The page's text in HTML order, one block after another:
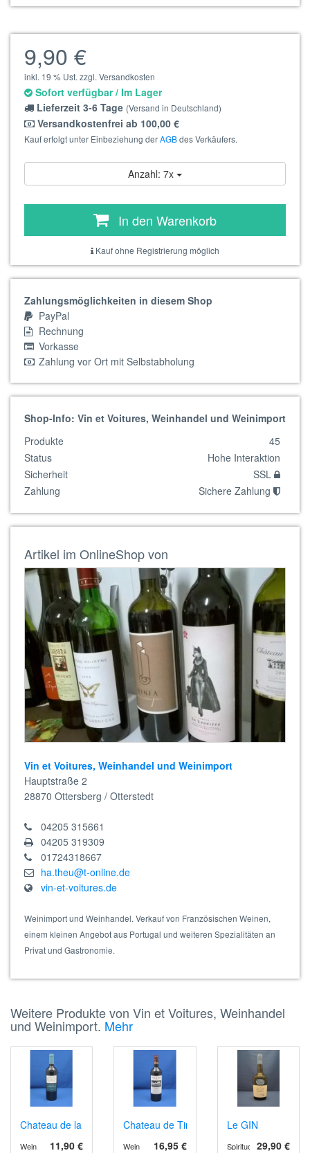
9,90 €
inkl. 19 % Ust. zzgl. Versandkosten
Sofort verfügbar / Im Lager
Lieferzeit 3-6 Tage (Versand in Deutschland)
Versandkostenfrei ab 100,00 €
Kauf erfolgt unter Einbeziehung derAGBdes Verkäufers.
Anzahl: 7x
In den Warenkorb
Kauf ohne Registrierung möglich
Zahlungsmöglichkeiten in diesem Shop
PayPal
Rechnung
Vorkasse
Zahlung vor Ort mit Selbstabholung
Shop-Info: Vin et Voitures, Weinhandel und Weinimport
Produkte
45
Status
Hohe Interaktion
Sicherheit
SSL
Zahlung
Sichere Zahlung
Artikel im OnlineShop von
Vin et Voitures, Weinhandel und Weinimport
Hauptstraße 2
28870 Ottersberg / Otterstedt
04205 315661
04205 319309
01724318667
ha.theu@t-online.de
vin-et-voitures.de
Weinimport und Weinhandel. Verkauf von Französischen Weinen,
einem kleinen Angebot aus Portugal und weiteren Spezialitäten an
Privat und Gastronomie.
Weitere Produkte von Vin et Voitures, Weinhandel
und Weinimport. Mehr
Chateau de la Jaubertie AOP Bergerac rot, Barrique
11,90 €
Wein
Chateau de Tiregand AOP Pecharment
16,95 €
Wein
Le GIN
29,90 €
Spirituosen